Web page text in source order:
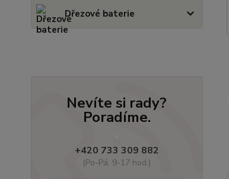
Dřezové baterie
Nevíte si rady?
Poradíme.
+420 733 309 882
(Po-Pá, 9-17 hod.)